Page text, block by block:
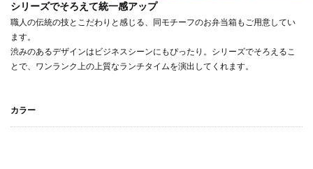
シリーズでそろえて統一感アップ
職人の伝統の技とこだわりと感じる、同モチーフのお弁当箱もご用意してい
ます。
渋みのあるデザインはビジネスシーンにもぴったり。シリーズでそろえるこ
とで、ワンランク上の上質なランチタイムを演出してくれます。
カラー